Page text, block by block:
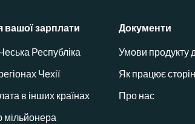
вашої зарплати
Республіка
Чехії
в інших країнах
мільйонера
Документи
Умови продукту
Як працює
Про нас